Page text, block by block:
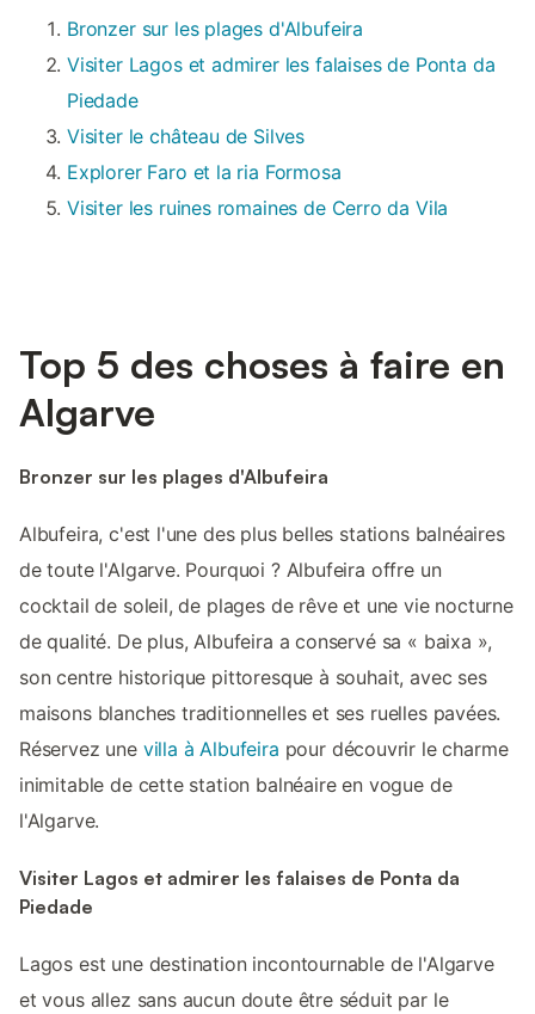
Bronzer sur les plages d'Albufeira
Visiter Lagos et admirer les falaises de Ponta da
Piedade
Visiter le château de Silves
Explorer Faro et la ria Formosa
Visiter les ruines romaines de Cerro da Vila
Top 5 des choses à faire en
Algarve
Bronzer sur les plages d'Albufeira
Albufeira, c'est l'une des plus belles stations balnéaires
de toute l'Algarve. Pourquoi ? Albufeira offre un
cocktail de soleil, de plages de rêve et une vie nocturne
de qualité. De plus, Albufeira a conservé sa « baixa »,
son centre historique pittoresque à souhait, avec ses
maisons blanches traditionnelles et ses ruelles pavées.
Réservez une villa à Albufeira pour découvrir le charme
inimitable de cette station balnéaire en vogue de
l'Algarve.
Visiter Lagos et admirer les falaises de Ponta da
Piedade
Lagos est une destination incontournable de l'Algarve
et vous allez sans aucun doute être séduit par le